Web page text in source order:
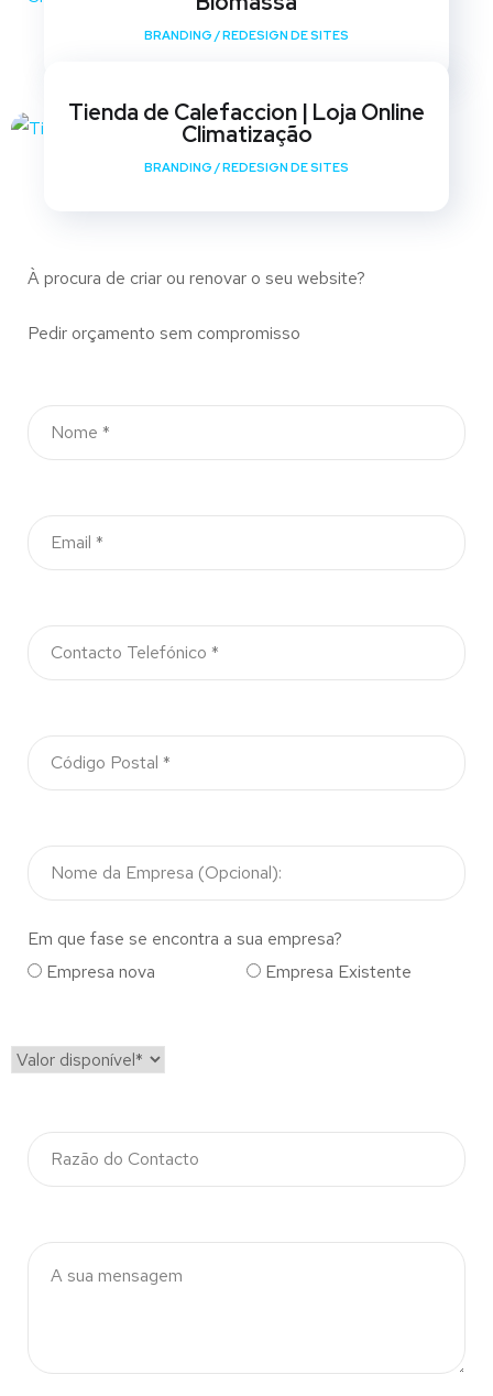
BRANDING /REDESIGN DE SITES
Tienda de Calefaccion | Loja Online
Climatização
BRANDING /REDESIGN DE SITES
À procura de criar ou renovar o seu website?
Pedir orçamento sem compromisso
Em que fase se encontra a sua empresa?
Empresa nova
Empresa Existente